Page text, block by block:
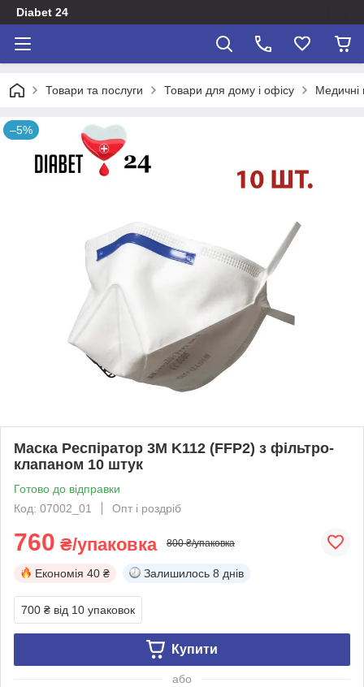
Diabet 24
Товари та послуги Товари для дому і офісу Медичні
–5%
Маска Респіратор 3М K112 (FFP2) з фільтро-
клапаном 10 штук
Готово до відправки
Код: 07002_01
Опт і роздріб
760 ₴/упаковка 800 ₴/упаковка
Економія 40 ₴ Залишилось 8 днів
700 ₴ від 10 упаковок
Купити
або